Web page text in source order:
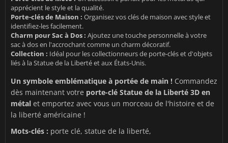
apprécient le style et la qualité.
Porte-clés de Maison : Organisez vos clés de maison avec style et
identifiez-les facilement.
Charm pour Sac à Dos : Ajoutez une touche personnelle à votre
sac à dos en l'accrochant comme un charm décoratif.
Collection : Idéal pour les collectionneurs de porte-clés et d'objets
liés à la Statue de la Liberté et aux États-Unis.
Un symbole emblématique à portée de main ! Commandez
dès maintenant votre porte-clé Statue de la Liberté 3D en
métal et emportez avec vous un morceau de l'histoire et de
la liberté américaine !
Mots-clés : porte clé, statue de la liberté,